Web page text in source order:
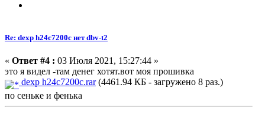
Re: dexp h24c7200c нет dbv-t2
« Ответ #4 : 03 Июля 2021, 15:27:44 »
это я видел -там денег хотят.вот моя прошивка
dexp h24c7200c.rar(4461.94 КБ - загружено 8 раз.)
по сеньке и фенька